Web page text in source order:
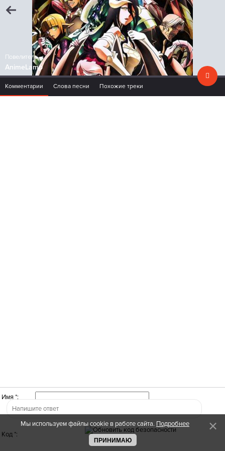
Повелитель
AnimeLamp
Комментарии Слова песни Похожие треки
Имя *:
Код *:
Мы используем файлы cookie в работе сайта. Подробнее
ПРИНИМАЮ